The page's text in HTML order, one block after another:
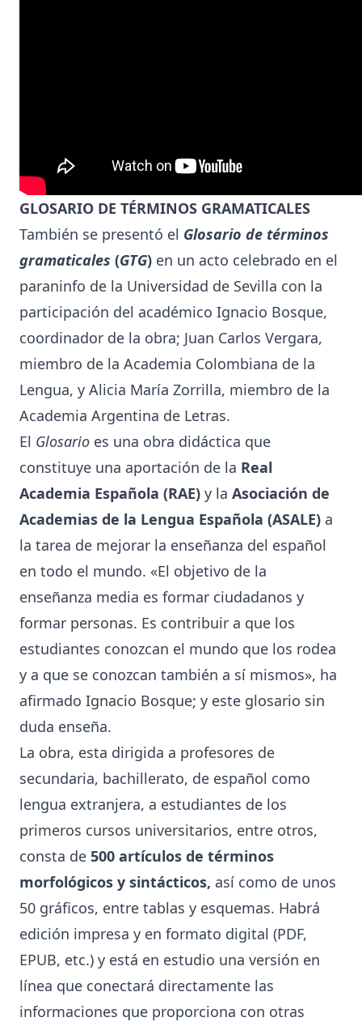
GLOSARIO DE TÉRMINOS GRAMATICALES
También se presentó el Glosario de términos
gramaticales (GTG) en un acto celebrado en el
paraninfo de la Universidad de Sevilla con la
participación del académico Ignacio Bosque,
coordinador de la obra; Juan Carlos Vergara,
miembro de la Academia Colombiana de la
Lengua, y Alicia María Zorrilla, miembro de la
Academia Argentina de Letras.
El Glosario es una obra didáctica que
constituye una aportación de la Real
Academia Española (RAE) y la Asociación de
Academias de la Lengua Española (ASALE) a
la tarea de mejorar la enseñanza del español
en todo el mundo. «El objetivo de la
enseñanza media es formar ciudadanos y
formar personas. Es contribuir a que los
estudiantes conozcan el mundo que los rodea
y a que se conozcan también a sí mismos», ha
afirmado Ignacio Bosque; y este glosario sin
duda enseña.
La obra, esta dirigida a profesores de
secundaria, bachillerato, de español como
lengua extranjera, a estudiantes de los
primeros cursos universitarios, entre otros,
consta de 500 artículos de términos
morfológicos y sintácticos, así como de unos
50 gráficos, entre tablas y esquemas. Habrá
edición impresa y en formato digital (PDF,
EPUB, etc.) y está en estudio una versión en
línea que conectará directamente las
informaciones que proporciona con otras